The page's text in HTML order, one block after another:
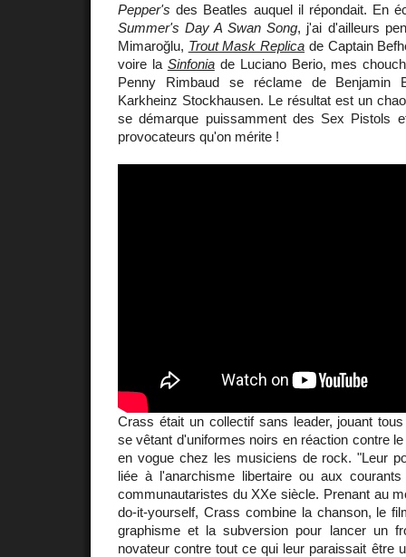
Pepper's des Beatles auquel il répondait. En
Summer's Day A Swan Song, j'ai d'ailleurs
Mimaroğlu, Trout Mask Replica de Captain
voire la Sinfoniade Luciano Berio, mes
Penny Rimbaud se réclame de Benjamin
Karkheinz Stockhausen. Le résultat est un
se démarque puissamment des Sex Pistols
provocateurs qu'on mérite !
Crass était un collectif sans leader, jouant
se vêtant d'uniformes noirs en réaction contre
en vogue chez les musiciens de rock. "Leur
liée à l'anarchisme libertaire ou aux
communautaristes du XXe siècle. Prenant au
do-it-yourself, Crass combine la chanson, le
graphisme et la subversion pour lancer un
novateur contre tout ce qui leur paraissait être